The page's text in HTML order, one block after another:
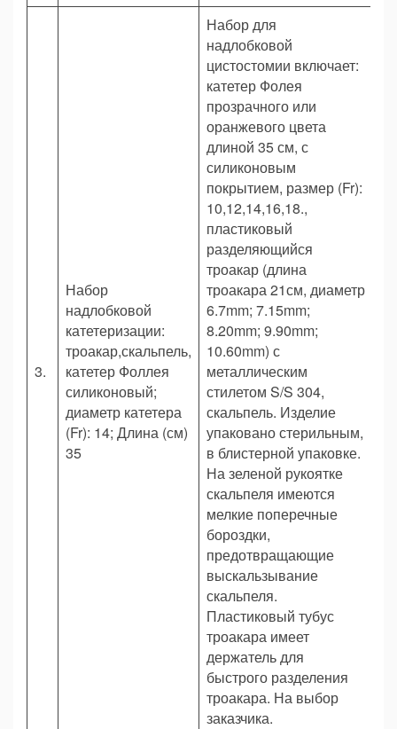
3.
Набор
надлобковой
катетеризации:
троакар,скальпель,
катетер Фоллея
силиконовый;
диаметр катетера
(Fr): 14; Длина (см)
35
Набор для
надлобковой
цистостомии включает:
катетер Фолея
прозрачного или
оранжевого цвета
длиной 35 см, с
силиконовым
покрытием, размер (Fr):
10,12,14,16,18.,
пластиковый
разделяющийся
троакар (длина
троакара 21см, диаметр
6.7mm; 7.15mm;
8.20mm; 9.90mm;
10.60mm) с
металлическим
стилетом S/S 304,
скальпель. Изделие
упаковано стерильным,
в блистерной упаковке.
На зеленой рукоятке
скальпеля имеются
мелкие поперечные
бороздки,
предотвращающие
выскальзывание
скальпеля.
Пластиковый тубус
троакара имеет
держатель для
быстрого разделения
троакара. На выбор
заказчика.